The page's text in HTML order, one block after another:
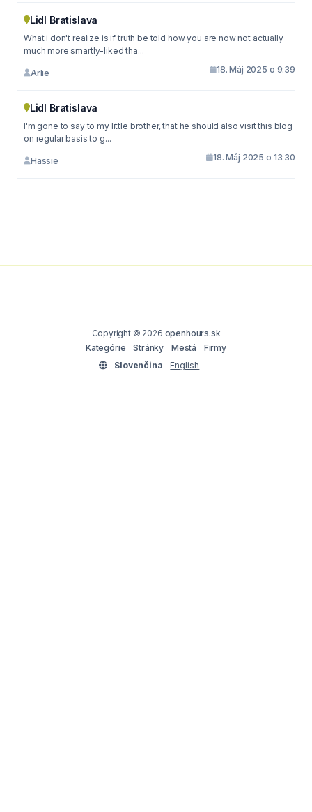
Lidl Bratislava
What i don't realize is if truth be told how you are now not actually
much more smartly-liked tha...
Arlie 18. Máj 2025 o 9:39
Lidl Bratislava
I'm gone to say to my little brother, that he should also visit this blog
on regular basis to g...
Hassie 18. Máj 2025 o 13:30
Copyright © 2026 openhours.sk
Kategórie
Stránky Mestá
Firmy
Slovenčina
English